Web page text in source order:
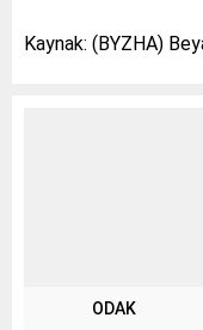
Kaynak: (BYZHA)
ODAK